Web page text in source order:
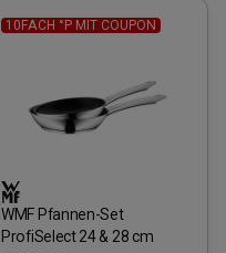
10FACH °P MIT COUPON
WMF Pfannen-Set
ProfiSelect 24 & 28 cm